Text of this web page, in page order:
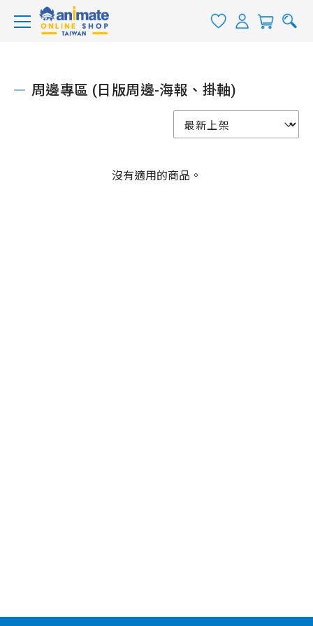
周邊專區 (日版周邊-海報、掛軸)
沒有適用的商品。